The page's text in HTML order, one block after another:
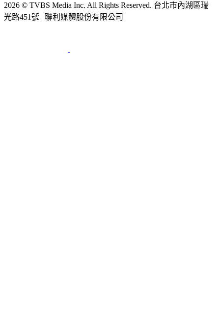
2026 © TVBS Media Inc. All Rights Reserved. 台北市內湖區瑞
光路451號 | 聯利媒體股份有限公司